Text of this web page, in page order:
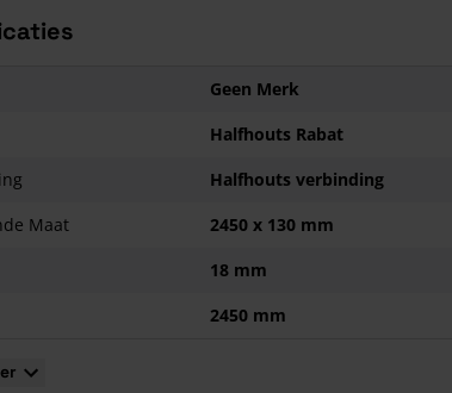
Geen Merk
Halfhouts Rabat
Halfhouts verbinding
Maat
2450 x 130 mm
18 mm
2450 mm